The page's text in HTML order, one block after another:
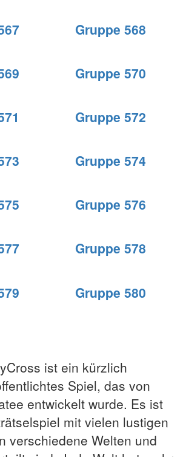
Gruppe 568
Gruppe 570
Gruppe 572
Gruppe 574
Gruppe 576
Gruppe 578
Gruppe 580
ist ein kürzlich
Spiel, das von
entwickelt wurde. Es ist
mit vielen lustigen
verschiedene Welten und